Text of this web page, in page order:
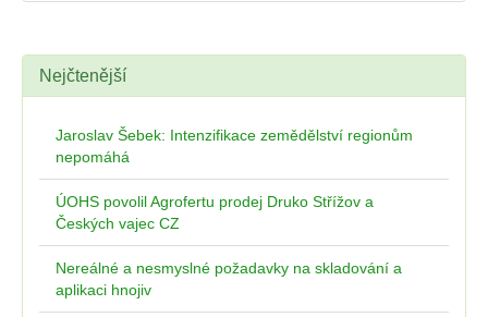
Nejčtenější
Jaroslav Šebek: Intenzifikace zemědělství regionům
nepomáhá
ÚOHS povolil Agrofertu prodej Druko Střížov a
Českých vajec CZ
Nereálné a nesmyslné požadavky na skladování a
aplikaci hnojiv